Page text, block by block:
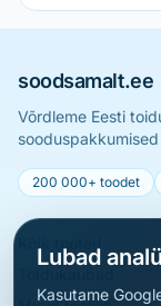
soodsamalt.ee
Võrdleme Eesti
200 000+ toodet
Lubad
Kasutame